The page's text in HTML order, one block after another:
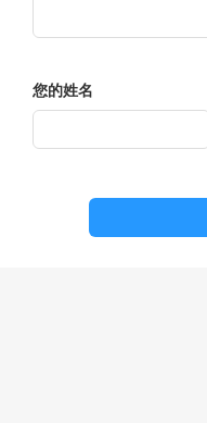
您的姓名